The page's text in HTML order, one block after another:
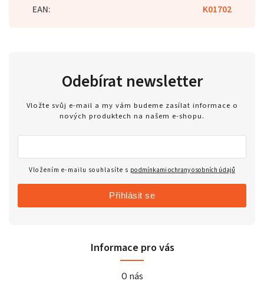
EAN: K01702
Odebírat newsletter
Vložte svůj e-mail a my vám budeme zasílat informace o
nových produktech na našem e-shopu.
Vložením e-mailu souhlasíte s podmínkami ochrany osobních údajů
Přihlásit se
Informace pro vás
O nás